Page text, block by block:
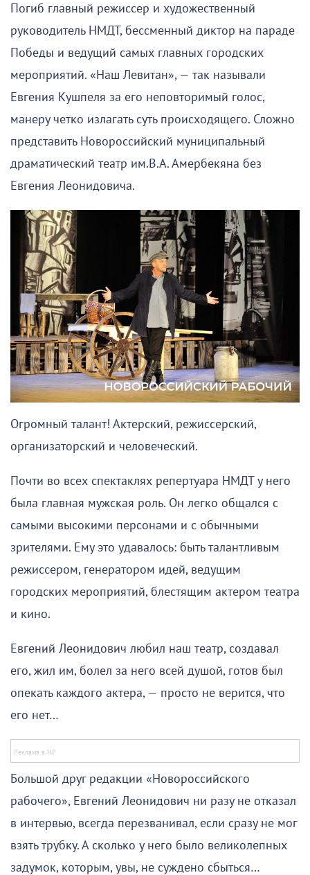
Погиб главный режиссер и художественный
руководитель НМДТ, бессменный диктор на параде
Победы и ведущий самых главных городских
мероприятий. «Наш Левитан», — так называли
Евгения Кушпеля за его неповторимый голос,
манеру четко излагать суть происходящего. Сложно
представить Новороссийский муниципальный
драматический театр им.В.А. Амербекяна без
Евгения Леонидовича.
Огромный талант! Актерский, режиссерский,
организаторский и человеческий.
Почти во всех спектаклях репертуара НМДТ у него
была главная мужская роль. Он легко общался с
самыми высокими персонами и с обычными
зрителями. Ему это удавалось: быть талантливым
режиссером, генератором идей, ведущим
городских мероприятий, блестящим актером театра
и кино.
Евгений Леонидович любил наш театр, создавал
его, жил им, болел за него всей душой, готов был
опекать каждого актера, — просто не верится, что
его нет…
Большой друг редакции «Новороссийского
рабочего», Евгений Леонидович ни разу не отказал
в интервью, всегда перезванивал, если сразу не мог
взять трубку. А сколько у него было великолепных
задумок, которым, увы, не суждено сбыться…